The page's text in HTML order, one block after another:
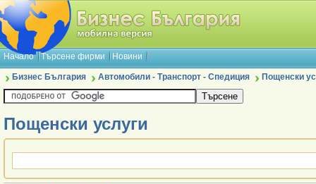
Начало Търсене фирми Новини
Бизнес България Автомобили - Транспорт - Спедиция Пощенски
Пощенски услуги